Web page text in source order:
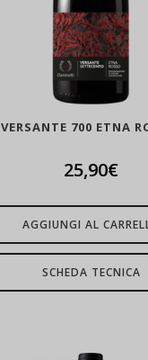
VERSANTE 700 ETNA
25,90€
AGGIUNGI AL
SCHEDA TECNICA